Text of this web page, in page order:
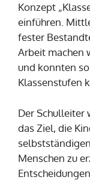
Konzept
einführen.
fester
Arbeit machen
und konnten
Klassenstufen
Der Schulleiter
das Ziel, die
Menschen zu